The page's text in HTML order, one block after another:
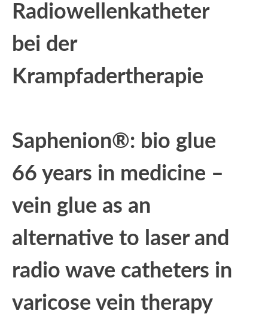
Radiowellenkatheter
bei der
Krampfadertherapie
Saphenion®: bio glue
66 years in medicine –
vein glue as an
alternative to laser and
radio wave catheters in
varicose vein therapy